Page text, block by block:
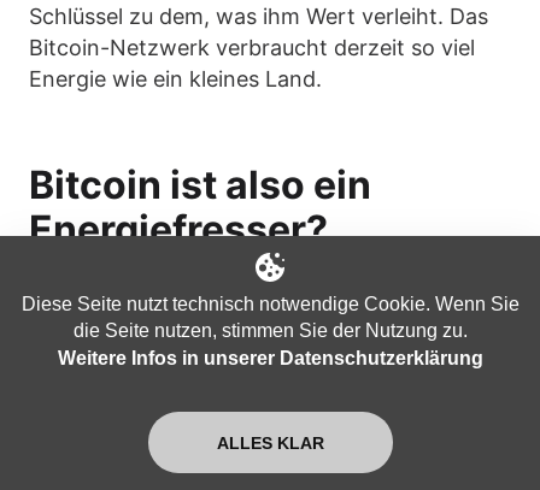
Schlüssel zu dem, was ihm Wert verleiht. Das
Bitcoin-Netzwerk verbraucht derzeit so viel
Energie wie ein kleines Land.
Bitcoin ist also ein
Energiefresser?
Nicht mehr als andere zivilisatorische
Errungenschaften. Es heißt, je weiter eine
Zivilisation fortgeschritten ist, je mehr Energie
auch sagen, wir entwickeln uns zurück und
hören auf, Waschmaschinen zu nutzen, da
deren Energieverbrauch auch enorm hoch ist.
Diese Seite nutzt technisch notwendige Cookie. Wenn Sie
die Seite nutzen, stimmen Sie der Nutzung zu.
Weitere Infos in unserer Datenschutzerklärung
ALLES KLAR